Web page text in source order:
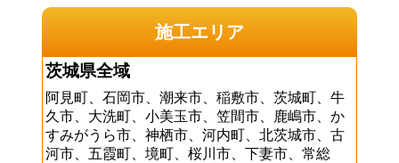
施工エリア
茨城県全域
阿見町、石岡市、潮来市、稲敷市、茨城町、牛
久市、大洗町、小美玉市、笠間市、鹿嶋市、か
すみがうら市、神栖市、河内町、北茨城市、古
河市、五霞町、境町、桜川市、下妻市、常総